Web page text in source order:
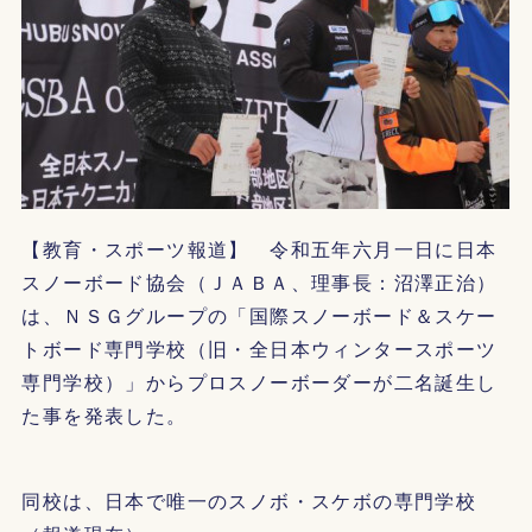
【教育・スポーツ報道】 令和五年六月一日に日本
スノーボード協会（ＪＡＢＡ、理事長：沼澤正治）
は、ＮＳＧグループの「国際スノーボード＆スケー
トボード専門学校（旧・全日本ウィンタースポーツ
専門学校）」からプロスノーボーダーが二名誕生し
た事を発表した。
同校は、日本で唯一のスノボ・スケボの専門学校